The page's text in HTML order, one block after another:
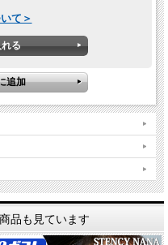
て＞
品も見ています